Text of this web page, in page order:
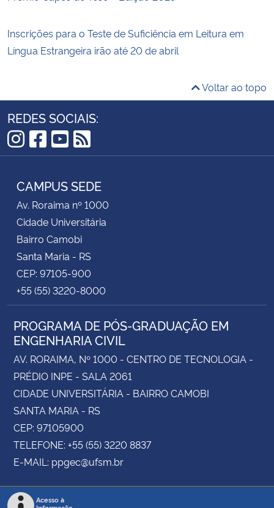
Inscrições para o Teste de Suficiência em Leitura em
Língua Estrangeira irão até 20 de abril
Voltar ao topo
REDES SOCIAIS:
Instagram
Facebook
YouTube
RSS
CAMPUS SEDE
Av. Roraima nº 1000
Cidade Universitária
Bairro Camobi
Santa Maria - RS
CEP: 97105-900
+55 (55) 3220-8000
PROGRAMA DE PÓS-GRADUAÇÃO EM
ENGENHARIA CIVIL
AV. RORAIMA, Nº 1000 - CENTRO DE TECNOLOGIA -
PRÉDIO INPE - SALA 2061
CIDADE UNIVERSITÁRIA - BAIRRO CAMOBI
SANTA MARIA - RS
CEP: 97105900
TELEFONE: +55 (55) 3220 8837
E-MAIL: ppgec@ufsm.br
Acesso à